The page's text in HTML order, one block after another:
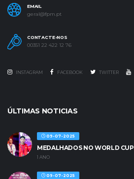
EMAIL
geral@fpm.pt
CONTACTE-NOS
00351 22 422 12 76
INSTAGRAM FACEBOOK TWITTER
ÚLTIMAS NOTICIAS
09-07-2025
MEDALHADOS NO WORLD
1 ANO
09-07-2025